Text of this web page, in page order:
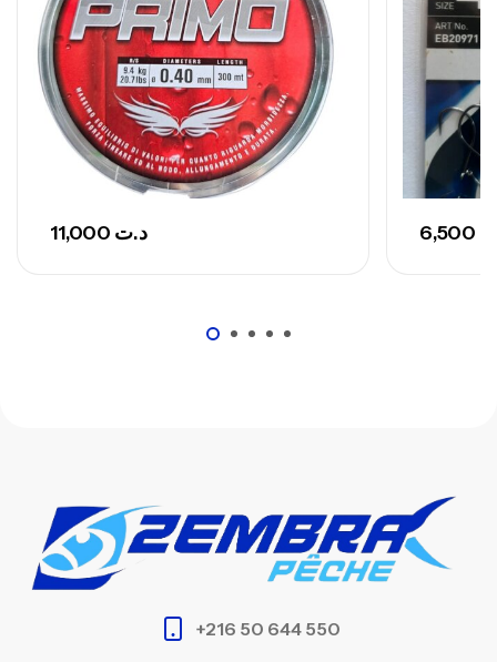
د.ت748,000
د.ت
+216 50 644 550